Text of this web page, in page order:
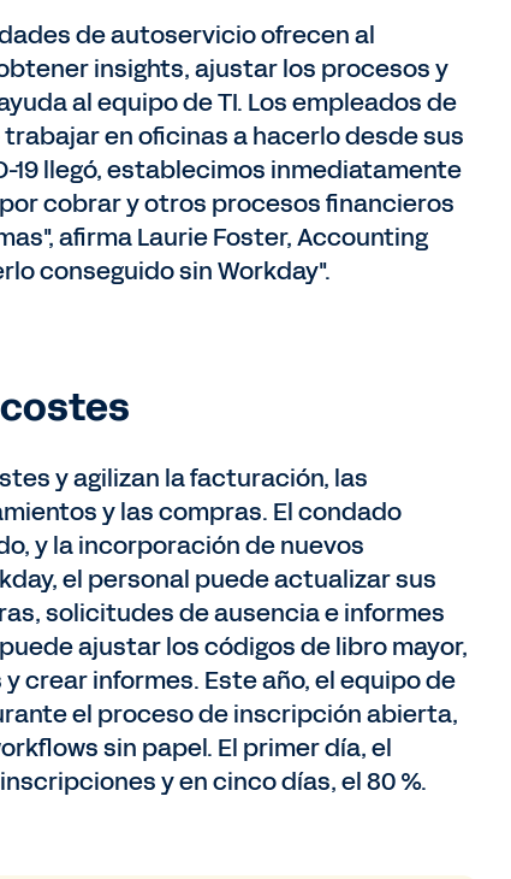
de autoservicio ofrecen al
insights, ajustar los procesos y
al equipo de TI. Los empleados de
en oficinas a hacerlo desde sus
19 llegó, establecimos inmediatamente
cobrar y otros procesos financieros
afirma Laurie Foster, Accounting
conseguido sin Workday".
y agilizan la facturación, las
y las compras. El condado
y la incorporación de nuevos
el personal puede actualizar sus
solicitudes de ausencia e informes
ajustar los códigos de libro mayor,
crear informes. Este año, el equipo de
el proceso de inscripción abierta,
sin papel. El primer día, el
y en cinco días, el 80 %.